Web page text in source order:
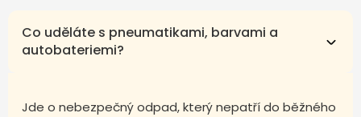
Co uděláte s pneumatikami, barvami a
autobateriemi?
Jde o nebezpečný odpad, který nepatří do běžného